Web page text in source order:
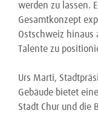
werden zu lassen.
Gesamtkonzept
Ostschweiz hinaus
Talente zu
Urs Marti,
Gebäude bietet
Stadt Chur und die